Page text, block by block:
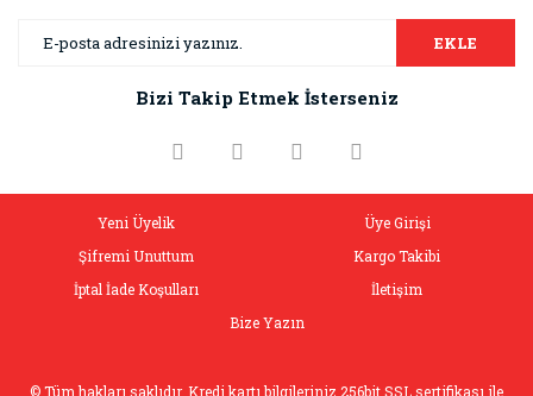
EKLE
Bizi Takip Etmek İsterseniz
Yeni Üyelik
Üye Girişi
Şifremi Unuttum
Kargo Takibi
İptal İade Koşulları
İletişim
Bize Yazın
© Tüm hakları saklıdır. Kredi kartı bilgileriniz 256bit SSL sertifikası ile